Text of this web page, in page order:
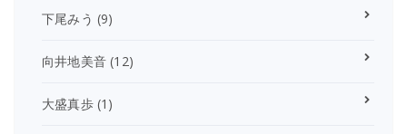
下尾みう (9)
向井地美音 (12)
大盛真歩(1)